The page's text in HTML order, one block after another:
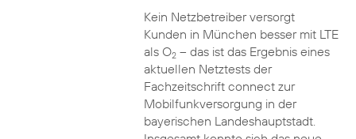
Kein Netzbetreiber versorgt
Kunden in München besser mit LTE
als O2– das ist das Ergebnis eines
aktuellen Netztests der
Fachzeitschrift connect zur
Mobilfunkversorgung in der
bayerischen Landeshauptstadt.